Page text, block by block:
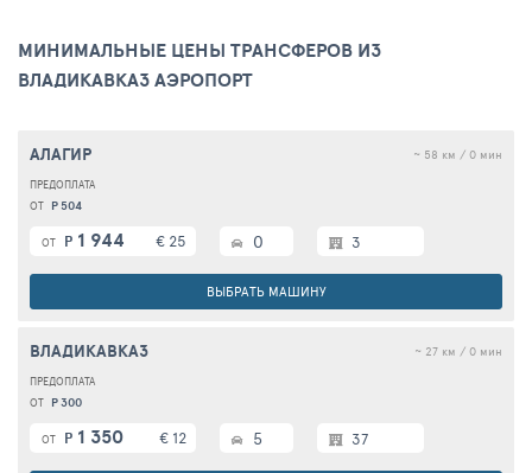
МИНИМАЛЬНЫЕ ЦЕНЫ ТРАНСФЕРОВ ИЗ
ВЛАДИКАВКАЗ АЭРОПОРТ
АЛАГИР ~ 58 км / 0 мин
3
ОТ Р 1 944 € 25
ОТ Р 504
0
ВЫБРАТЬ МАШИНУ
ВЛАДИКАВКАЗ ~ 27 км / 0 мин
37
ОТ Р 1 350 € 12
ОТ Р 300
5